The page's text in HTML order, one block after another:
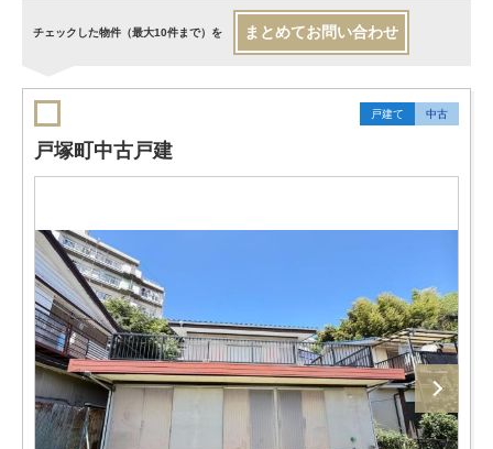
チェックした物件（最大10件まで）を まとめてお問い合わせ
戸建て 中古
戸塚町中古戸建